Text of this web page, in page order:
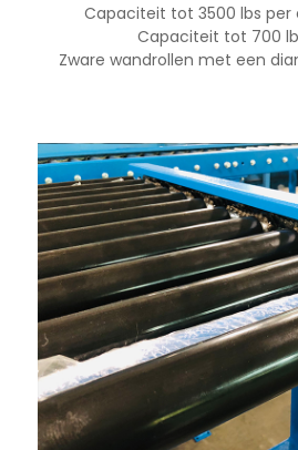
Capaciteit tot 3500 lbs per
Capaciteit tot 700
Zware wandrollen met een